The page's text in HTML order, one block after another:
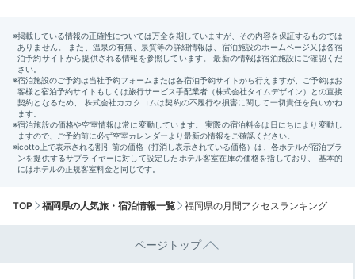
TOP 福岡県の人気旅・宿泊情報一覧 福岡県の月間アクセスランキング
ページトップ